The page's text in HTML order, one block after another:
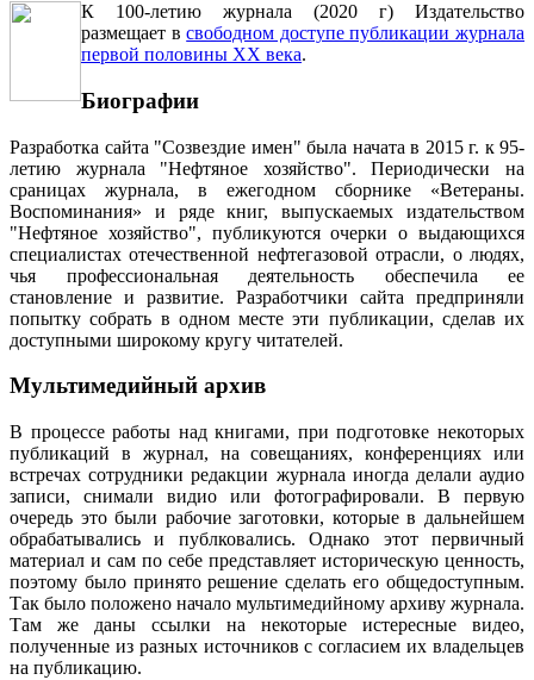
К 100-летию журнала (2020 г) Издательство
размещает всвободном доступе публикации журнала
первой половины ХХ века.
Биографии
Разработка сайта "Созвездие имен" была начата в 2015 г. к 95-
летию журнала "Нефтяное хозяйство". Периодически на
сраницах журнала, в ежегодном сборнике «Ветераны.
Воспоминания» и ряде книг, выпускаемых издательством
"Нефтяное хозяйство", публикуются очерки о выдающихся
специалистах отечественной нефтегазовой отрасли, о людях,
чья профессиональная деятельность обеспечила ее
становление и развитие. Разработчики сайта предприняли
попытку собрать в одном месте эти публикации, сделав их
доступными широкому кругу читателей.
Мультимедийный архив
В процессе работы над книгами, при подготовке некоторых
публикаций в журнал, на совещаниях, конференциях или
встречах сотрудники редакции журнала иногда делали аудио
записи, снимали видио или фотографировали. В первую
очередь это были рабочие заготовки, которые в дальнейшем
обрабатывались и публковались. Однако этот первичный
материал и сам по себе представляет историческую ценность,
поэтому было принято решение сделать его общедоступным.
Так было положено начало мультимедийному архиву журнала.
Там же даны ссылки на некоторые истересные видео,
полученные из разных источников с согласием их владельцев
на публикацию.